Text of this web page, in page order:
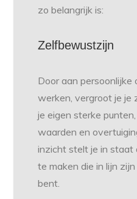
zo belangrijk is:
Zelfbewustzijn
Door aan persoonlijke
werken, vergroot je je
je eigen sterke
waarden en
inzicht stelt je in staat
te maken die in lijn
bent.